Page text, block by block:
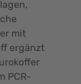
mit
ergänzt
PCR-